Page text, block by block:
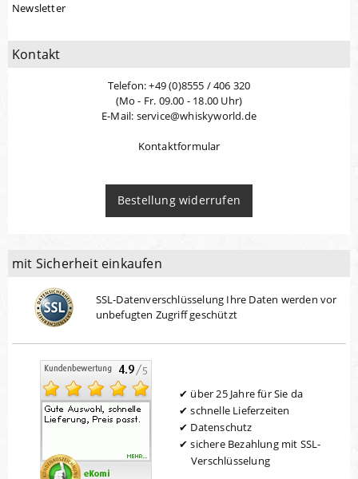
Newsletter
Kontakt
Telefon: +49 (0)8555 / 406 320
(Mo - Fr. 09.00 - 18.00 Uhr)
E-Mail: service@whiskyworld.de
Kontaktformular
Bestellung widerrufen
mit Sicherheit einkaufen
SSL-Datenverschlüsselung Ihre Daten werden vor
unbefugten Zugriff geschützt
über 25 Jahre für Sie da
schnelle Lieferzeiten
Datenschutz
sichere Bezahlung mit SSL-
Verschlüsselung